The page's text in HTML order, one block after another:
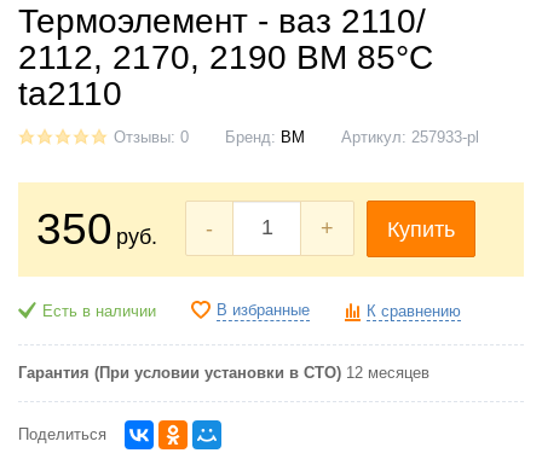
Термоэлемент - ваз 2110/
2112, 2170, 2190 BM 85°С
ta2110
Отзывы: 0 Бренд: BM Артикул: 257933-pl
350 руб. - + Купить
Есть в наличии В избранные К сравнению
Гарантия (При условии установки в СТО) 12 месяцев
Поделиться